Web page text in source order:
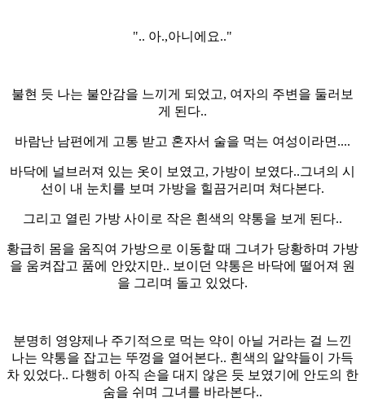
".. 아.,아니에요.."
불현 듯 나는 불안감을 느끼게 되었고, 여자의 주변을 둘러보
게 된다..
바람난 남편에게 고통 받고 혼자서 술을 먹는 여성이라면....
바닥에 널브러져 있는 옷이 보였고, 가방이 보였다..그녀의 시
선이 내 눈치를 보며 가방을 힐끔거리며 쳐다본다.
그리고 열린 가방 사이로 작은 흰색의 약통을 보게 된다..
황급히 몸을 움직여 가방으로 이동할 때 그녀가 당황하며 가방
을 움켜잡고 품에 안았지만.. 보이던 약통은 바닥에 떨어져 원
을 그리며 돌고 있었다.
분명히 영양제나 주기적으로 먹는 약이 아닐 거라는 걸 느낀
나는 약통을 잡고는 뚜껑을 열어본다.. 흰색의 알약들이 가득
차 있었다.. 다행히 아직 손을 대지 않은 듯 보였기에 안도의 한
숨을 쉬며 그녀를 바라본다..